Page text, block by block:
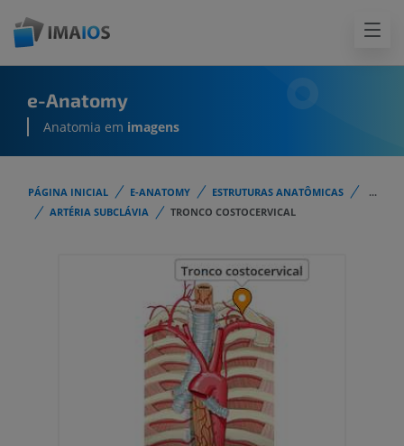
e-Anatomy
Anatomia em imagens
PÁGINA INICIAL E-ANATOMY ESTRUTURAS ANATÔMICAS
...
ARTÉRIA SUBCLÁVIA
TRONCO COSTOCERVICAL